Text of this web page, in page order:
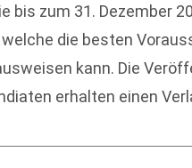
bis zum 31. Dezember
die besten
kann. Die
erhalten einen